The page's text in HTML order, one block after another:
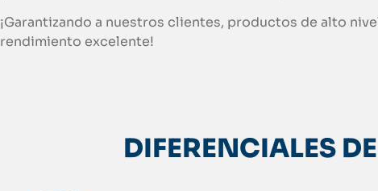
¡Garantizando a nuestros clientes, productos de alto
rendimiento excelente!
DIFERENCIALES